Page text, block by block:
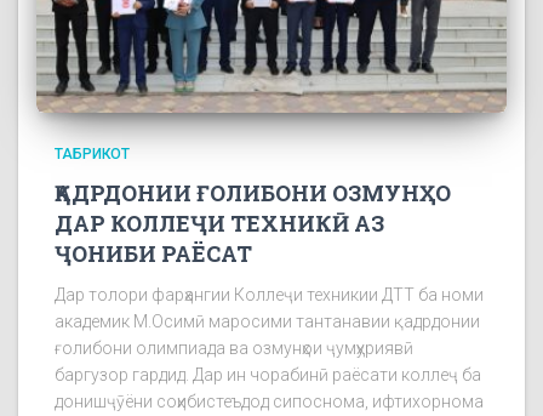
ТАБРИКОТ
ҚАДРДОНИИ ҒОЛИБОНИ ОЗМУНҲО
ДАР КОЛЛЕҶИ ТЕХНИКӢ АЗ
ҶОНИБИ РАЁСАТ
Дар толори фарҳангии Коллеҷи техникии ДТТ ба номи
академик М.Осимӣ маросими тантанавии қадрдонии
ғолибони олимпиада ва озмунҳои ҷумҳуриявӣ
баргузор гардид. Дар ин чорабинӣ раёсати коллеҷ ба
донишҷӯёни соҳибистеъдод сипоснома, ифтихорнома